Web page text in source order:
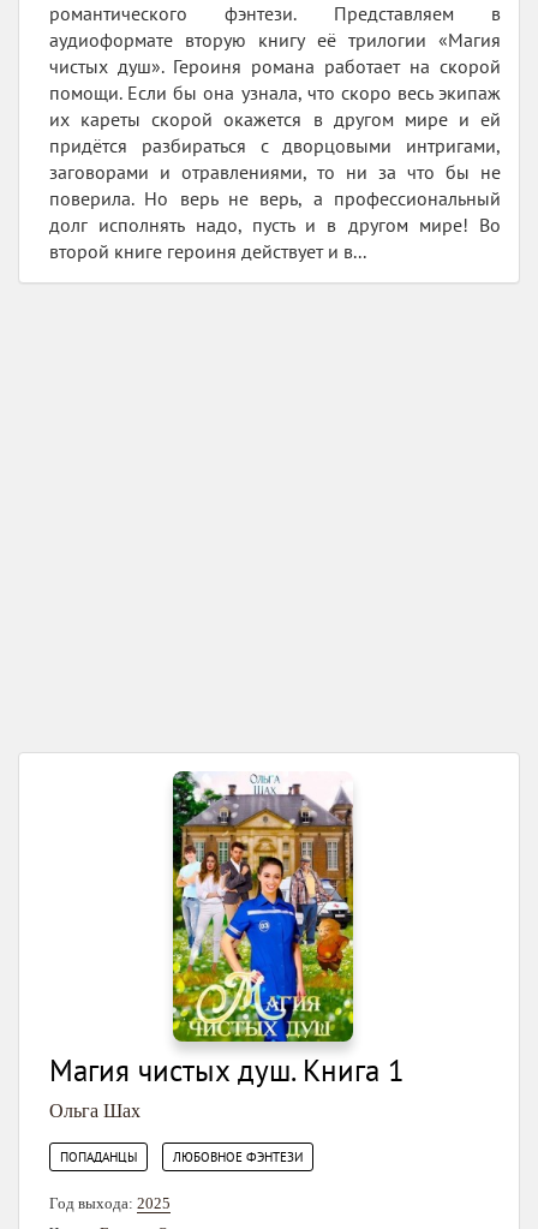
романтического фэнтези. Представляем в
аудиоформате вторую книгу её трилогии «Магия
чистых душ». Героиня романа работает на скорой
помощи. Если бы она узнала, что скоро весь экипаж
их кареты скорой окажется в другом мире и ей
придётся разбираться с дворцовыми интригами,
заговорами и отравлениями, то ни за что бы не
поверила. Но верь не верь, а профессиональный
долг исполнять надо, пусть и в другом мире! Во
второй книге героиня действует и в...
Магия чистых душ. Книга 1
Ольга Шах
ПОПАДАНЦЫ ЛЮБОВНОЕ ФЭНТЕЗИ
Год выхода: 2025